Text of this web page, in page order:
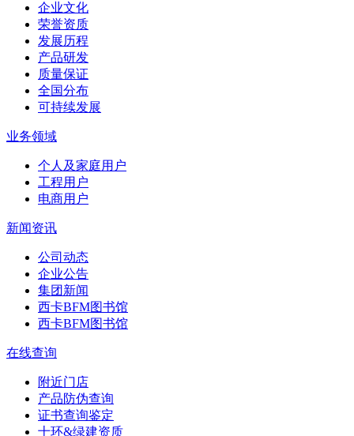
企业文化
荣誉资质
发展历程
产品研发
质量保证
全国分布
可持续发展
业务领域
个人及家庭用户
工程用户
电商用户
新闻资讯
公司动态
企业公告
集团新闻
西卡BFM图书馆
西卡BFM图书馆
在线查询
附近门店
产品防伪查询
证书查询鉴定
十环&绿建资质